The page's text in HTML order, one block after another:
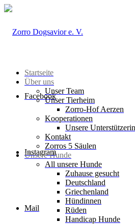
Facebook
Instagram
Mail
Startseite
Über uns
Unser Team
Unser Tierheim
Zorro-Hof Aerzen
Kooperationen
Unsere
Kontakt
Zorros 5 Säulen
Unsere Hunde
All unsere Hunde
Zuhause gesucht
Deutschland
Griechenland
Hündinnen
Rüden
Handicap Hunde